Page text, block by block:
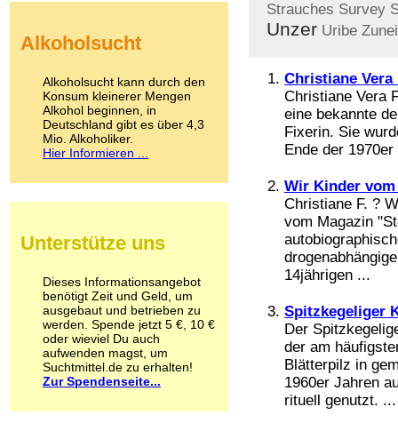
Strauches Survey
Unzer Uribe
Christiane
Christiane Vera
eine bekannte
Fixerin. Sie
Ende der
Wir Kinder
Christiane F. ?
vom Magazin
14jährigen ...
Spitzkegeliger
Der
der am
Blätterpilz in
1960er Jahren
rituell genutzt. ...
Kokain
LSD
Marihuana
Medikamente
Meskalin
Metamphetamin
Methadon
Pilze
Psychopharmaka
Schlafmittel
Schmerzmittel
Schnüffelstoffe
Spice
Sucht / Süchte
Alkoholsucht
Co-Abhängigkeit
Alkoholsucht
Alkoholsucht kann durch den
Konsum kleinerer Mengen
Alkohol beginnen, in
Deutschland gibt es über 4,3
Mio. Alkoholiker.
Hier Informieren ...
Unterstütze uns
Dieses Informationsangebot
benötigt Zeit und Geld, um
ausgebaut und betrieben zu
werden. Spende jetzt 5 €, 10 €
oder wieviel Du auch
aufwenden magst, um
Suchtmittel.de zu erhalten!
Zur Spendenseite...